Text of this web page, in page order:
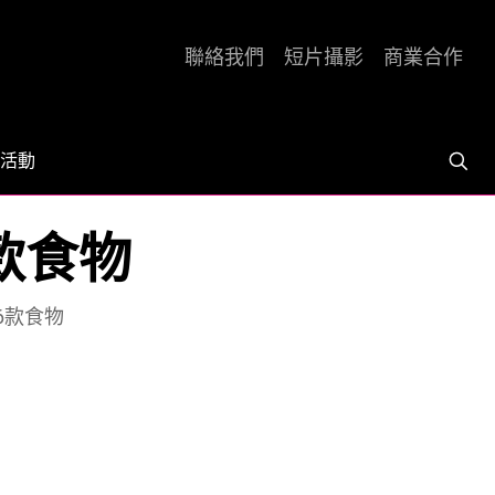
活動
聯絡我們 短片攝影 商業合作
食物
食物